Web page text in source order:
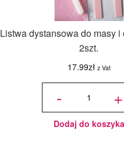
Listwa dystansowa do masy i
2szt.
17.99zł z Vat
-
ilość Listwa
ciasta 3mm
- 2szt. +
Dodaj do koszyka